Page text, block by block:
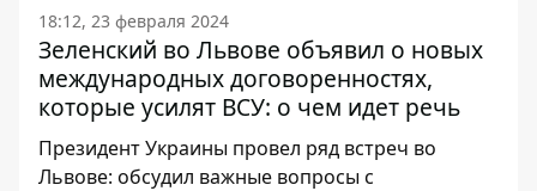
18:12, 23 февраля 2024
Зеленский во Львове объявил о новых
международных договоренностях,
которые усилят ВСУ: о чем идет речь
Президент Украины провел ряд встреч во
Львове: обсудил важные вопросы с